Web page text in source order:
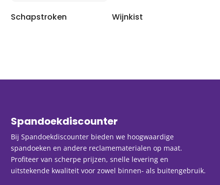
Schapstroken Wijnkist
Spandoekdiscounter
Bij Spandoekdiscounter bieden we hoogwaardige
spandoeken en andere reclamematerialen op maat.
Profiteer van scherpe prijzen, snelle levering en
uitstekende kwaliteit voor zowel binnen- als buitengebruik.